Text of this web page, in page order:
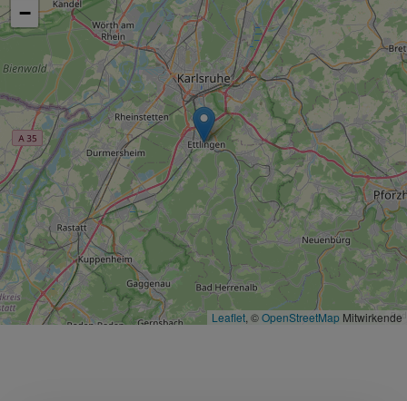
−
Leaflet , ©OpenStreetMap Mitwirkende